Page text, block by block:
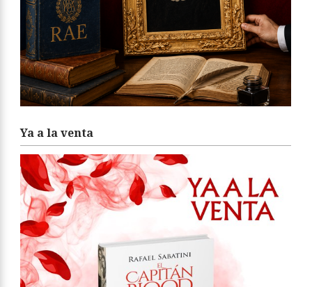
Ya a la venta